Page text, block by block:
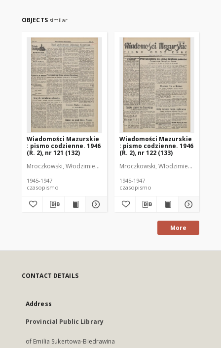
OBJECTS similar
Wiadomości Mazurskie
: pismo codzienne. 1946
(R. 2), nr 121 (132)
Mroczkowski, Włodzimierz (1902-1971). Redaktor
1945-1947
czasopismo
Wiadomości Mazurskie
: pismo codzienne. 1946
(R. 2), nr 122 (133)
Mroczkowski, Włodzimierz (1902-
1945-1947
czasopismo
More
CONTACT DETAILS
Address
Provincial Public Library
of Emilia Sukertowa-Biedrawina